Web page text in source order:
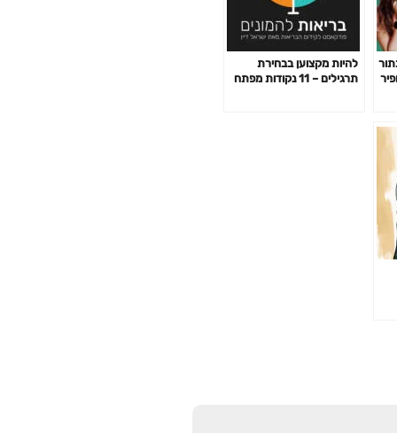
להיות מקצוען בבחירת
תרגילים – 11 נקודות מפתח